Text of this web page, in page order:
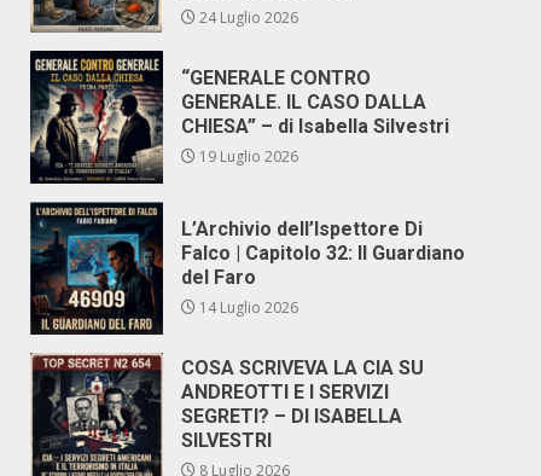
24 Luglio 2026
“GENERALE CONTRO
GENERALE. IL CASO DALLA
CHIESA” – di Isabella Silvestri
19 Luglio 2026
L’Archivio dell’Ispettore Di
Falco | Capitolo 32: Il Guardiano
del Faro
14 Luglio 2026
COSA SCRIVEVA LA CIA SU
ANDREOTTI E I SERVIZI
SEGRETI? – DI ISABELLA
SILVESTRI
8 Luglio 2026